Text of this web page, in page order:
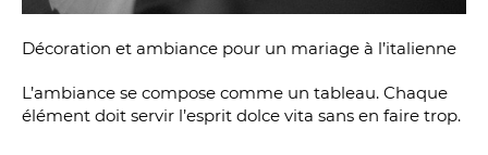
Décoration et ambiance pour un mariage à l’italienne
L’ambiance se compose comme un tableau. Chaque
élément doit servir l’esprit dolce vita sans en faire trop.